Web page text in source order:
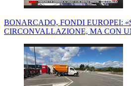
BONARCADO, FONDI EUROPEI:
CIRCONVALLAZIONE, MA CON